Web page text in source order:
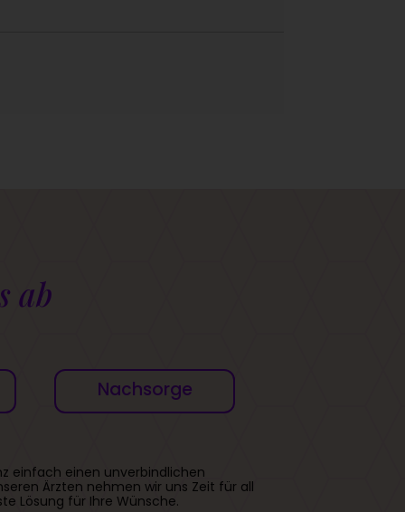
ab
Nachsorge
einfach einen unverbindlichen
Ärzten nehmen wir uns Zeit für all
Lösung für Ihre Wünsche.